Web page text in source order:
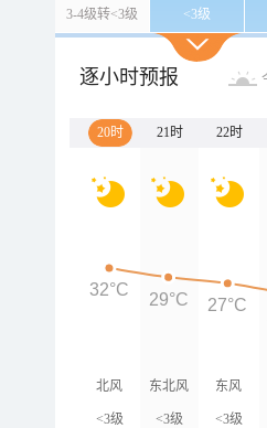
3-4级转<3级 <3级
逐小时预报
20时 21时 22时
北风
<3级
东北风
<3级
东风
<3级
32°C 29°C 27°C